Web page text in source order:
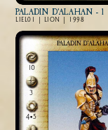
PALADIN D'ALAHAN - 1
LIEL01 | LION | 1998